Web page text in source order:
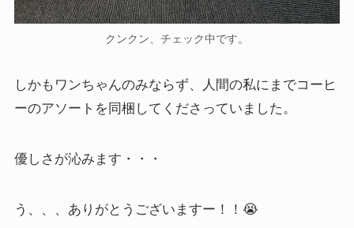
クンクン、チェック中です。
しかもワンちゃんのみならず、人間の私にまでコーヒ
ーのアソートを同梱してくださっていました。
優しさが沁みます・・・
う、、、ありがとうございますー！！😭